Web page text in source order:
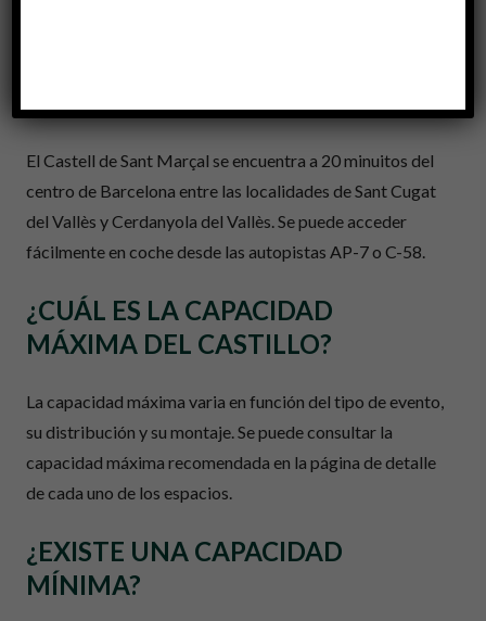
MARÇAL?
El Castell de Sant Marçal se encuentra a 20 minuitos del
centro de Barcelona entre las localidades de Sant Cugat
del Vallès y Cerdanyola del Vallès. Se puede acceder
fácilmente en coche desde las autopistas AP-7 o C-58.
¿CUÁL ES LA CAPACIDAD
MÁXIMA DEL CASTILLO?
La capacidad máxima varia en función del tipo de evento,
su distribución y su montaje. Se puede consultar la
capacidad máxima recomendada en la página de detalle
de cada uno de los espacios.
¿EXISTE UNA CAPACIDAD
MÍNIMA?